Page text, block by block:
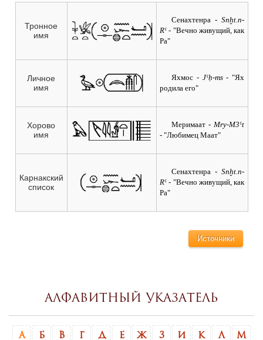
Тронное
имя
Сенахтенра - Snḫt.n-
Rˁ - "Вечно живущий, как
Ра"
Личное
имя
Яхмос - Jˁḥ-ms- "Ях
родила его"
Хорово
имя
Меримаат - Mry-M3ˁt
- "Любимец Маат"
Карнакский
список
Сенахтенра - Snḫt.n-
Rˁ - "Вечно живущий, как
Ра"
Источники
Алфавитный указатель
А Б В Г Д Е Ж З И К Л М